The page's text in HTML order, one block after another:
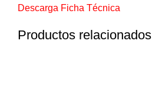
Descarga Ficha Técnica
Productos relacionados